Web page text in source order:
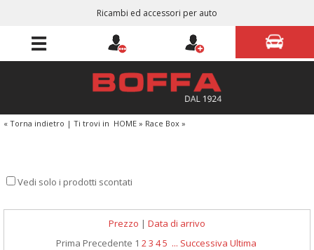
Ricambi ed accessori per auto
« Torna indietro | Ti trovi in HOME » Race Box »
Vedi solo i prodotti scontati
Prezzo | Data di arrivo
Prima Precedente 1 23 45 ... Successiva Ultima